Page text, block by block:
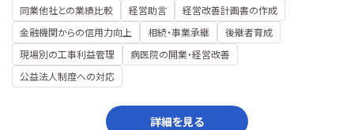
同業他社との業績比較
経営助言
経営改善計画書の作成
金融機関からの信用力向上
相続・事業承継
後継者育成
現場別の工事利益管理
病医院の開業・経営改善
公益法人制度への対応
詳細を見る